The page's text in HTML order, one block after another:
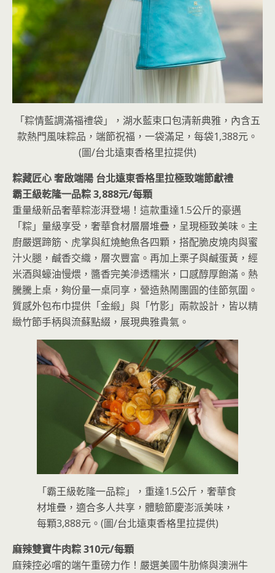
「粽情藍調滿福禮袋」，湖水藍束口包清新典雅，內含五
款熱門風味粽品，端節祝福，一袋滿足，每袋1,388元。
(圖/台北遠東香格里拉提供)
粽藏匠心 奢啟端陽 台北遠東香格里拉極致端節獻禮
霸王級乾隆一品粽 3,888元/每顆
重量級新品奢華粽澎湃登場！這款重達1.5公斤的豪邁
「粽」量級享受，奢華食材層層堆疊，呈現極致美味。主
廚嚴選蹄筋、虎掌與紅燒鮑魚各四顆，搭配脆皮燒肉與蜜
汁火腿，鹹香交織，層次豐富。再加上栗子與鹹蛋黃，經
米酒與蠔油慢煨，醬香完美滲透糯米，口感醇厚飽滿。熱
騰騰上桌，夠份量一桌同享，營造熱鬧團圓的佳節氛圍。
質感外包布巾提供「金緞」與「竹影」兩款設計，皆以精
緻竹節手柄與流蘇點綴，展現典雅貴氣。
「霸王級乾隆一品粽」，重達1.5公斤，奢華食
材堆疊，適合多人共享，體驗節慶澎派美味，
每顆3,888元。(圖/台北遠東香格里拉提供)
麻辣雙寶牛肉粽 310元/每顆
麻辣控必嚐的端午重磅力作！嚴選美國牛肋條與澳洲牛